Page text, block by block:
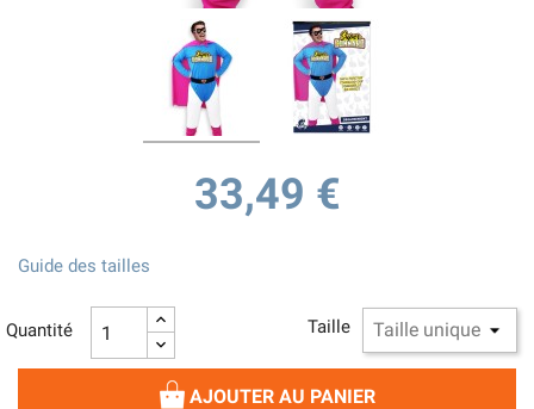
33,49 €
Taille
Guide des tailles
Quantité
AJOUTER AU PANIER